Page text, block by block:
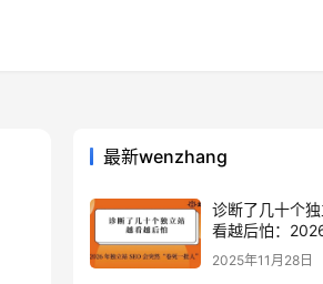
最新wenzhang
诊断了几十个
看越后怕：
站 SEO 可能会
一批人”？
2025年11月28日